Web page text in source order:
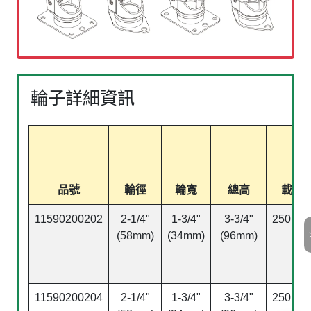
輪子詳細資訊
品號 輪徑 輪寬 總高 載重(
11590200202
2-1/4"
(58mm)
1-3/4"
(34mm)
3-3/4"
(96mm)
lbs)
11590200204
2-1/4"
1-3/4"
3-3/4"